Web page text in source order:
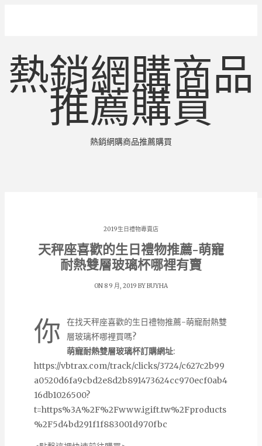
熱銷網購商品
推薦購買
熱銷網購商品推薦購買
2019生日禮物專賣店
天秤座喜歡的生日禮物推薦-萌寵
耐熱雙層玻璃杯哪裡有賣
ON 8 9 月, 2019 BYBUYHA
你
在找天秤座喜歡的生日禮物推薦-萌寵耐熱雙
層玻璃杯哪裡買嗎?
萌寵耐熱雙層玻璃杯訂購網址:
https://vbtrax.com/track/clicks/3724/c627c2b99
a0520d6fa9cbd2e8d2b891473624cc970ecf0ab4
16db1026500?
t=https%3A%2F%2Fwww.igift.tw%2Fproducts
%2F5d4bd291f1f883001d970fbc